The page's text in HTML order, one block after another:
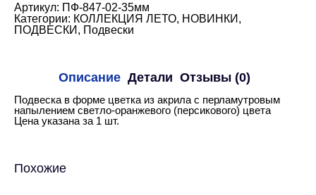
акриловый
Персиковый
35
Артикул: ПФ-847-02-35мм
Категории: КОЛЛЕКЦИЯ ЛЕТО, НОВИНКИ ,
ПОДВЕСКИ , Подвески
Описание Детали Отзывы (0)
Подвеска в форме цветка из акрила с перламутровым
напылением светло-оранжевого (персикового) цвета
Цена указана за 1 шт.
Похожие